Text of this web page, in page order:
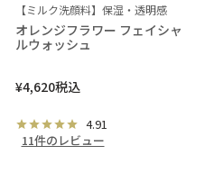
【ミルク洗顔料】保湿・透明感
オレンジフラワー フェイシャ
ルウォッシュ
¥4,620税込
4.91
11件のレビュー